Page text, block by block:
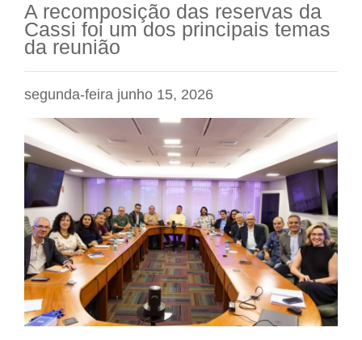
A recomposição das reservas da
Cassi foi um dos principais temas
da reunião
segunda-feira junho 15, 2026